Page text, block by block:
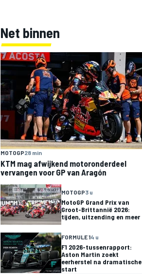
Net binnen
MOTOGP28 min
KTM mag afwijkend motoronderdeel
vervangen voor GP van Aragón
MOTOGP3 u
MotoGP Grand Prix van
Groot-Brittannië 2026:
tijden, uitzending en meer
FORMULE 14 u
F1 2026-tussenrapport:
Aston Martin zoekt
eerherstel na dramatische
start